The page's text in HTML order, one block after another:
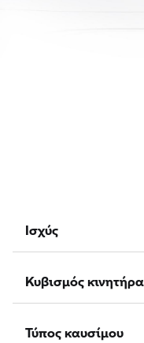
Ισχύς
Κυβισμός κινητήρα
Τύπος καυσίμου